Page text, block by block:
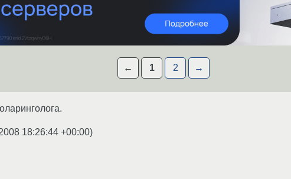
← 1 2 →
18:26:44 +00:00)